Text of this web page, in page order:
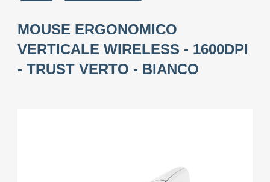
MOUSE ERGONOMICO
VERTICALE WIRELESS - 1600DPI
- TRUST VERTO - BIANCO